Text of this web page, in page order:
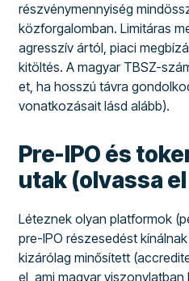
részvénymennyiség
közforgalomban. Limitáras
agresszív ártól, piaci
kitöltés. A magyar TBSZ-
et, ha hosszú távra
vonatkozásait lásd alább).
Pre-IPO és
utak (olvassa
Léteznek olyan platformok
pre-IPO részesedést
kizárólag minősített
el, ami magyar viszonylatban